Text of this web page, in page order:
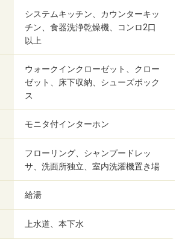
システムキッチン、カウンターキッ
チン、食器洗浄乾燥機、コンロ2口
以上
ウォークインクローゼット、クロー
ゼット、床下収納、シューズボック
ス
モニタ付インターホン
フローリング、シャンプードレッ
サ、洗面所独立、室内洗濯機置き場
給湯
上水道、本下水